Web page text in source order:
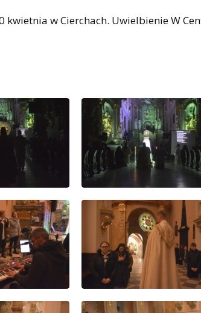
kwietnia w Cierchach. Uwielbienie W